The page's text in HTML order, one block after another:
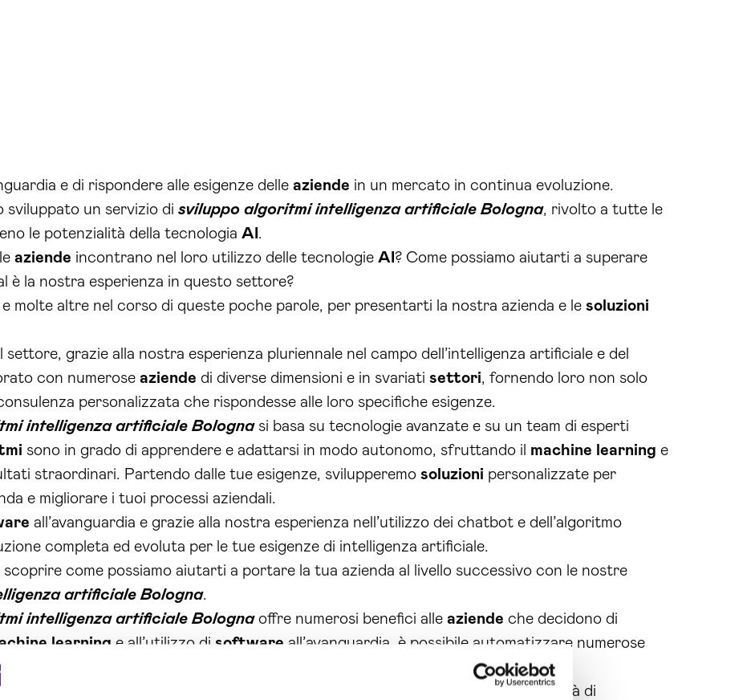
e di rispondere alle esigenze delle aziende in un mercato in continua evoluzione.
sviluppato un servizio di sviluppo algoritmi intelligenza artificiale Bologna, rivolto a tutte le
le potenzialità della tecnologia AI .
aziende incontrano nel loro utilizzo delle tecnologie AI ? Come possiamo aiutarti a superare
è la nostra esperienza in questo settore?
molte altre nel corso di queste poche parole, per presentarti la nostra azienda e le soluzioni
settore, grazie alla nostra esperienza pluriennale nel campo dell’intelligenza artificiale e del
con numerose aziende di diverse dimensioni e in svariati settori, fornendo loro non solo
personalizzata che rispondesse alle loro specifiche esigenze.
intelligenza artificiale Bolognasi basa su tecnologie avanzate e su un team di esperti
sono in grado di apprendere e adattarsi in modo autonomo, sfruttando il machine learning e
straordinari. Partendo dalle tue esigenze, svilupperemo soluzioni personalizzate per
e migliorare i tuoi processi aziendali.
all’avanguardia e grazie alla nostra esperienza nell’utilizzo dei chatbot e dell’algoritmo
completa ed evoluta per le tue esigenze di intelligenza artificiale.
come possiamo aiutarti a portare la tua azienda al livello successivo con le nostre
artificiale Bologna.
intelligenza artificiale Bolognaoffre numerosi benefici alle aziende che decidono di
learning e all’utilizzo di software all’avanguardia, è possibile automatizzare numerose
e riducendo i costi operativi.
è fondamentale per ottenere dati di alta qualità e per analizzare grandi quantità di